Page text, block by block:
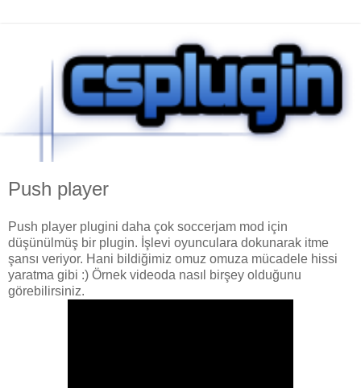
Push player
Push player plugini daha çok soccerjam mod için
düşünülmüş bir plugin. İşlevi oyunculara dokunarak itme
şansı veriyor. Hani bildiğimiz omuz omuza mücadele hissi
yaratma gibi :) Örnek videoda nasıl birşey olduğunu
görebilirsiniz.